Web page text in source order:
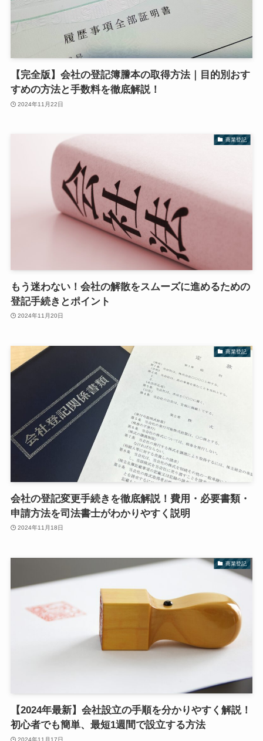
【完全版】会社の登記簿謄本の取得方法｜目的別おす
すめの方法と手数料を徹底解説！
2024年11月22日
商業登記
もう迷わない！会社の解散をスムーズに進めるための
登記手続きとポイント
2024年11月20日
商業登記
会社の登記変更手続きを徹底解説！費用・必要書類・
申請方法を司法書士がわかりやすく説明
2024年11月18日
商業登記
【2024年最新】会社設立の手順を分かりやすく解説！
初心者でも簡単、最短1週間で設立する方法
2024年11月17日